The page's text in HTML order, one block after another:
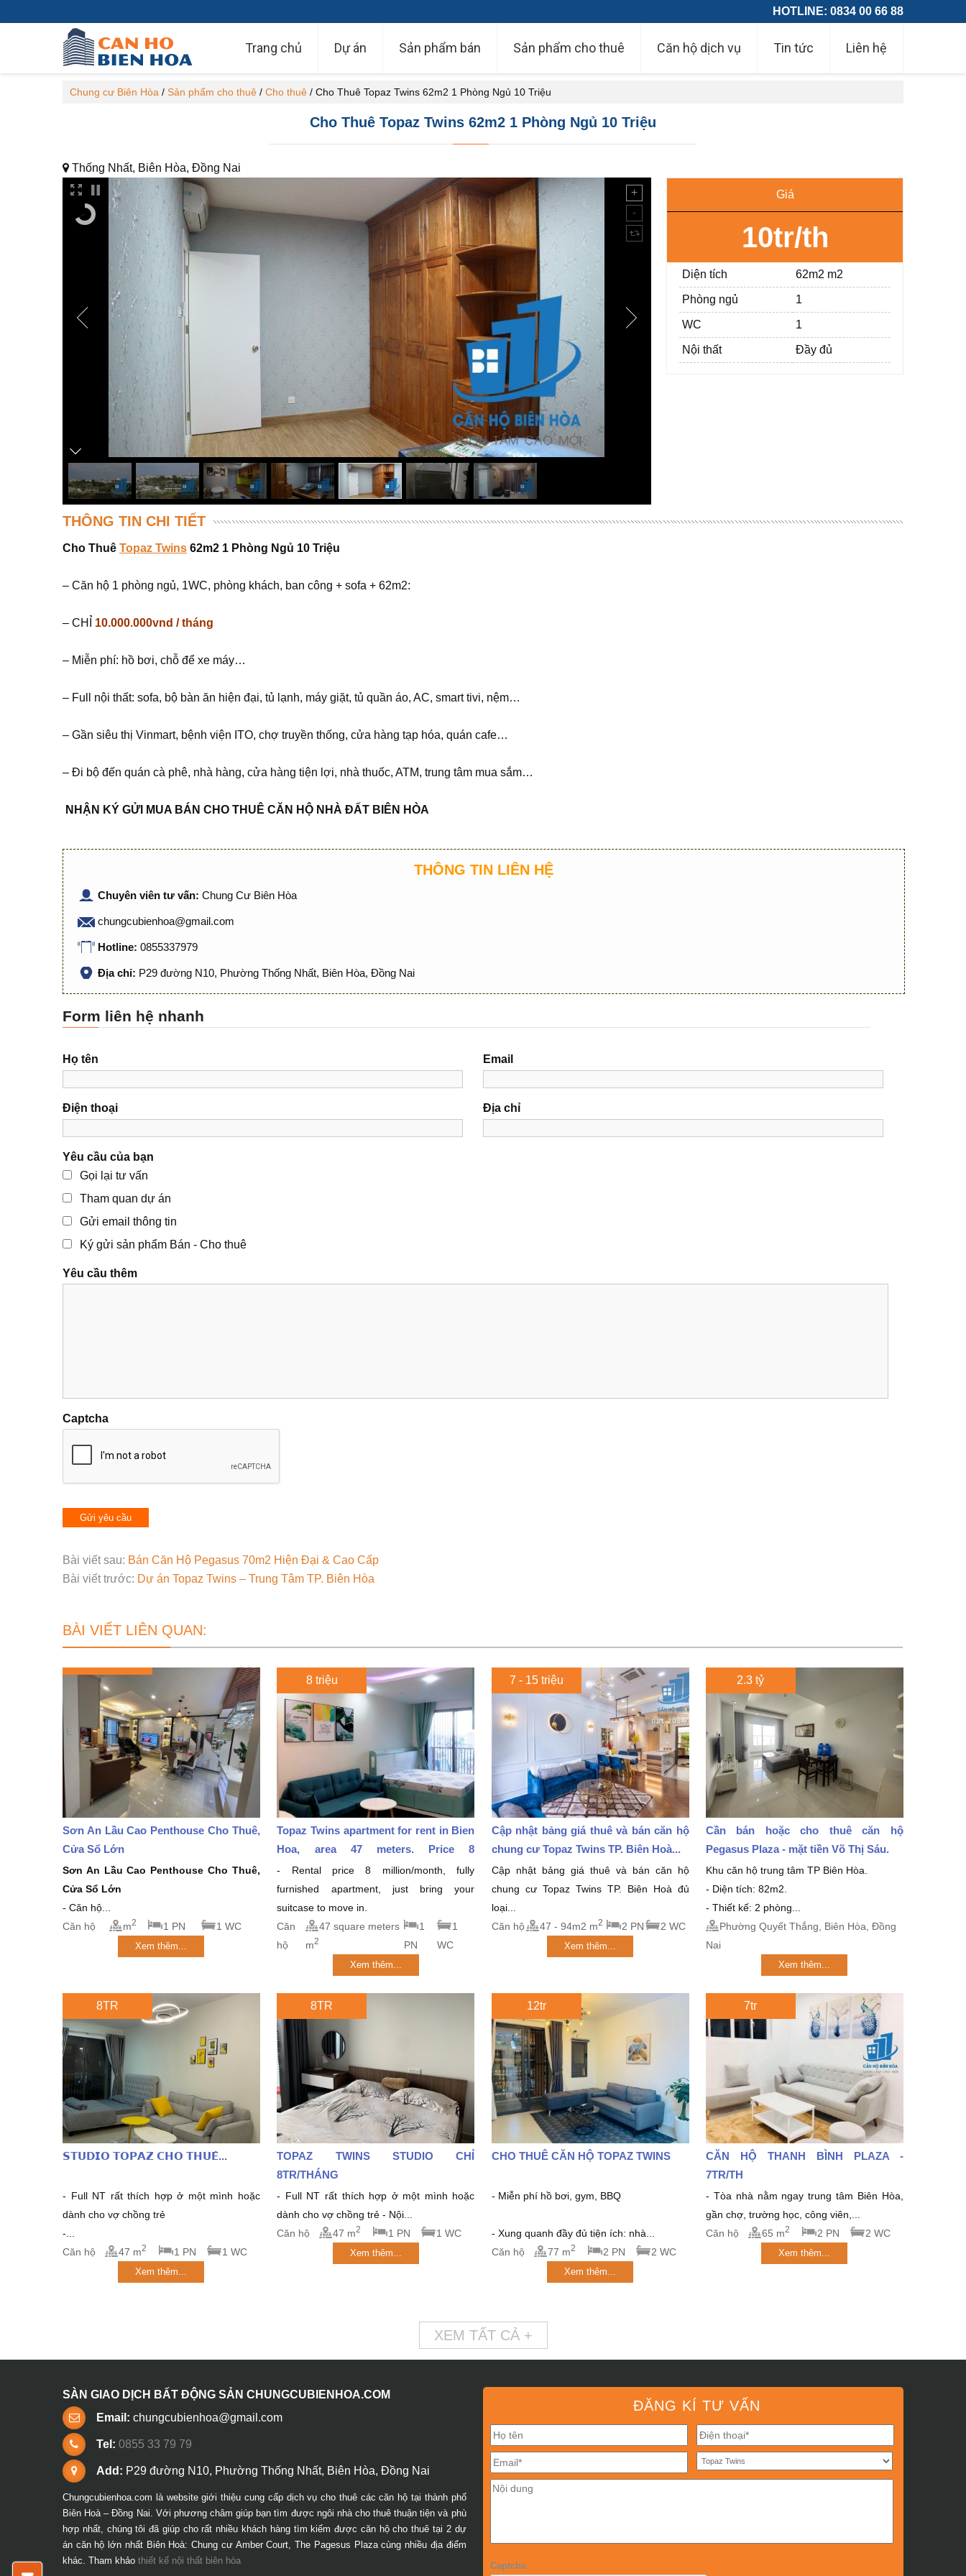
HOTLINE: 0834 00 66 88
Trang chủ Dự án Sản phẩm bán Sản phẩm cho thuê Căn hộ dịch vụ Tin tức Liên hệ
Chung cư Biên Hòa / Sản phẩm cho thuê / Cho thuê / Cho Thuê Topaz Twins 62m2 1 Phòng Ngủ 10 Triệu
Cho Thuê Topaz Twins 62m2 1 Phòng Ngủ 10 Triệu
Thống Nhất, Biên Hòa, Đồng Nai
Giá
10tr/th
Diện tích 62m2 m2
Phòng ngủ 1
WC 1
Nội thất Đầy đủ
THÔNG TIN CHI TIẾT
Cho Thuê Topaz Twins 62m2 1 Phòng Ngủ 10 Triệu
– Căn hộ 1 phòng ngủ, 1WC, phòng khách, ban công + sofa + 62m2:
– CHỈ 10.000.000vnd / tháng
– Miễn phí: hồ bơi, chỗ để xe máy…
– Full nội thất: sofa, bộ bàn ăn hiện đại, tủ lạnh, máy giặt, tủ quần áo, AC, smart tivi, nệm…
– Gần siêu thị Vinmart, bệnh viện ITO, chợ truyền thống, cửa hàng tạp hóa, quán cafe…
– Đi bộ đến quán cà phê, nhà hàng, cửa hàng tiện lợi, nhà thuốc, ATM, trung tâm mua sắm…
NHẬN KÝ GỬI MUA BÁN CHO THUÊ CĂN HỘ NHÀ ĐẤT BIÊN HÒA
THÔNG TIN LIÊN HỆ
Chuyên viên tư vấn: Chung Cư Biên Hòa
chungcubienhoa@gmail.com
Hotline: 0855337979
Địa chỉ: P29 đường N10, Phường Thống Nhất, Biên Hòa, Đồng Nai
Form liên hệ nhanh
Họ tên Email
Điện thoại Địa chỉ
Yêu cầu của bạn
Gọi lại tư vấn
Tham quan dự án
Gửi email thông tin
Ký gửi sản phẩm Bán - Cho thuê
Yêu cầu thêm
Captcha
Bài viết sau: Bán Căn Hộ Pegasus 70m2 Hiện Đại & Cao Cấp
Bài viết trước: Dự án Topaz Twins – Trung Tâm TP. Biên Hòa
BÀI VIẾT LIÊN QUAN:
Sơn An Lầu Cao Penthouse Cho Thuê,
Cửa Sổ Lớn
Sơn An Lầu Cao Penthouse Cho Thuê,
Cửa Sổ Lớn
- Căn hộ...
Căn hộ
m2 1 PN 1 WC
Xem thêm...
8 triệu
Topaz Twins apartment for rent in Bien
Hoa, area 47 meters. Price 8
million/month
- Rental price 8 million/month, fully
furnished apartment, just bring your
suitcase to move in.
Căn
hộ
47 square meters
m2
1
PN
1
WC
Xem thêm...
7 - 15 triệu
Cập nhật bảng giá thuê và bán căn hộ
chung cư Topaz Twins TP. Biên Hoà...
Cập nhật bảng giá thuê và bán căn hộ
chung cư Topaz Twins TP. Biên Hoà đủ
loại...
Căn hộ
47 - 94m2 m2 2 PN 2 WC
Xem thêm...
2.3 tỷ
Cần bán hoặc cho thuê căn hộ
Pegasus Plaza - mặt tiền Võ Thị Sáu.
Khu căn hộ trung tâm TP Biên Hòa.
- Diện tích: 82m2.
- Thiết kế: 2 phòng...
Phường Quyết Thắng, Biên Hòa, Đồng
Nai
Xem thêm...
8TR
𝗦𝗧𝗨𝗗𝗜𝗢 𝗧𝗢𝗣𝗔𝗭 𝗖𝗛𝗢 𝗧𝗛𝗨𝗘̂...
- Full NT rất thích hợp ở một mình hoặc
dành cho vợ chồng trẻ
-...
Căn hộ
47 m2 1 PN 1 WC
Xem thêm...
8TR
TOPAZ TWINS STUDIO CHỈ
8TR/THÁNG
- Full NT rất thích hợp ở một mình hoặc
dành cho vợ chồng trẻ - Nội...
Căn hộ
47 m2 1 PN 1 WC
Xem thêm...
12tr
CHO THUÊ CĂN HỘ TOPAZ TWINS
- Miễn phí hồ bơi, gym, BBQ
- Xung quanh đầy đủ tiện ích: nhà...
Căn hộ
77 m2 2 PN 2 WC
Xem thêm...
7tr
CĂN HỘ THANH BÌNH PLAZA -
7TR/TH
- Tòa nhà nằm ngay trung tâm Biên Hòa,
gần chợ, trường học, công viên,...
Căn hộ
65 m2 2 PN 2 WC
Xem thêm...
XEM TẤT CẢ +
ĐĂNG KÍ TƯ VẤN
Captcha
SÀN GIAO DỊCH BẤT ĐỘNG SẢN CHUNGCUBIENHOA.COM
Email: chungcubienhoa@gmail.com
Tel: 0855 33 79 79
Add: P29 đường N10, Phường Thống Nhất, Biên Hòa, Đồng Nai
Chungcubienhoa.com là website giới thiệu cung cấp dịch vụ cho thuê các căn hộ tại thành phố
Biên Hoà – Đồng Nai. Với phương châm giúp bạn tìm được ngôi nhà cho thuê thuận tiện và phù
hợp nhất, chúng tôi đã giúp cho rất nhiều khách hàng tìm kiếm được căn hộ cho thuê tại 2 dự
án căn hộ lớn nhất Biên Hoà: Chung cư Amber Court, The Pagesus Plaza cùng nhiều địa điểm
khác. Tham khảo thiết kế nội thất biên hòa